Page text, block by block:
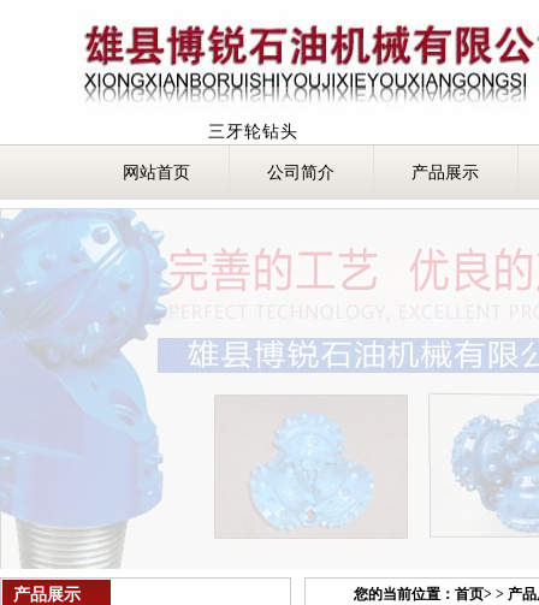
三牙轮钻头
网站首页 公司简介 产品展示
您的当前位置： 首页> > 产
产品展示